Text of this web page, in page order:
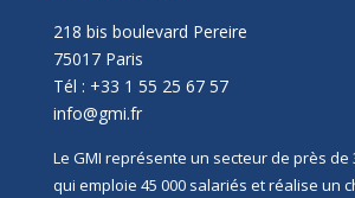
218 bis boulevard Pereire
75017 Paris
Tél : +33 1 55 25 67 57
info@gmi.fr
Le GMI représente un secteur de près de
qui emploie 45 000 salariés et réalise un